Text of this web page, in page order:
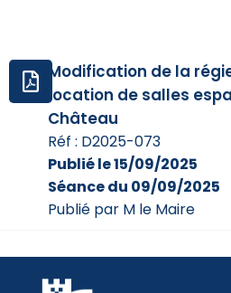
Modification de la
location de salles
Château
Réf : D2025-073
Publié le 15/09/2025
Séance du 09/09/2025
Publié par M le Maire